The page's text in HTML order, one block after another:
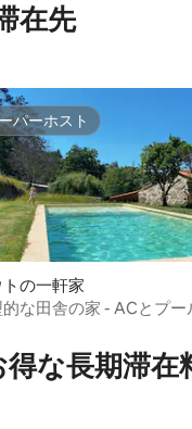
在先
星中4.94つ星の平均評
パーホスト
パーホスト
トの一軒家
な田舎の家 - ACとプー
な長⁠期⁠滞⁠在